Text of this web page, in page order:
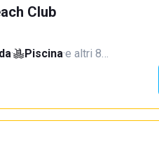
Club
· Piscina·e altri 8…